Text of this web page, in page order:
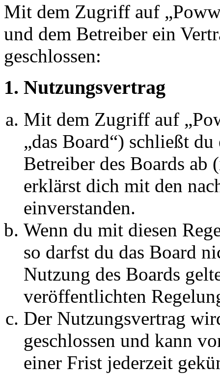
Mit dem Zugriff auf
und dem Betreiber ein
geschlossen:
1. Nutzungsvertrag
Mit dem Zugriff auf
„das Board“) schließt
Betreiber des Boards ab
erklärst dich mit den
einverstanden.
Wenn du mit diesen
so darfst du das Board
Nutzung des Boards
veröffentlichten
Der Nutzungsvertrag
geschlossen und kann
einer Frist jederzeit